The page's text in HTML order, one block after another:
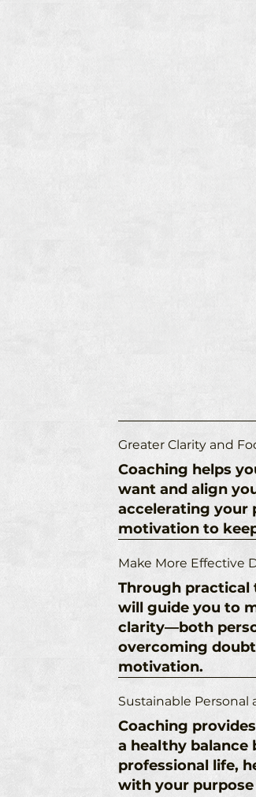
Greater Clarity and
Coaching helps
want and align
accelerating your
motivation to
Make More Effective
Through practical
will guide you to
clarity—both
overcoming
motivation.
Sustainable Personal
Coaching
a healthy balance
professional life,
with your